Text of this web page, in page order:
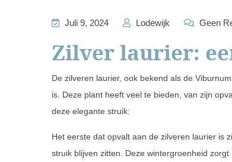
Juli 9, 2024 Lodewijk Geen
Zilver laurier:
De zilveren laurier, ook bekend als de
is. Deze plant heeft veel te bieden, van zijn
deze elegante struik:
Het eerste dat opvalt aan de zilveren laurier is
struik blijven zitten. Deze wintergroenheid